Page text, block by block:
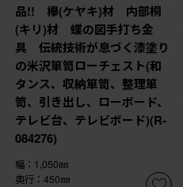
品!! 欅(ケヤキ)材 内部桐
(キリ)材 蝶の図手打ち金
具 伝統技術が息づく漆塗り
の米沢箪笥ローチェスト(和
タンス、収納箪笥、整理箪
笥、引き出し、ローボード、
テレビ台、テレビボード)(R-
084276)
幅：1,050㎜
奥行：450㎜